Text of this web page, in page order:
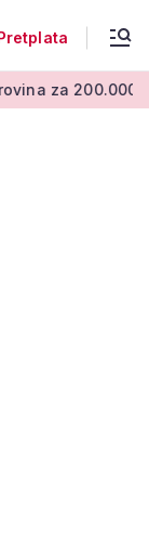
Zakon u